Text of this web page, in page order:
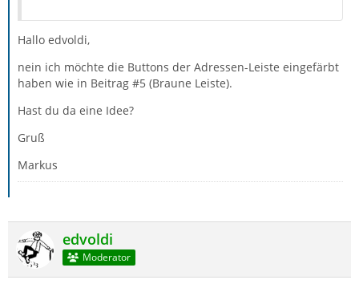
Hallo edvoldi,
nein ich möchte die Buttons der Adressen-Leiste eingefärbt
haben wie in Beitrag #5 (Braune Leiste).
Hast du da eine Idee?
Gruß
Markus
edvoldi
Moderator